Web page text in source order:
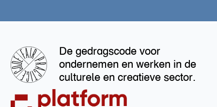
De gedragscode voor
ondernemen en werken in de
culturele en creatieve sector.